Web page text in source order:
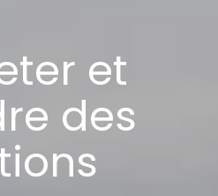
et
des